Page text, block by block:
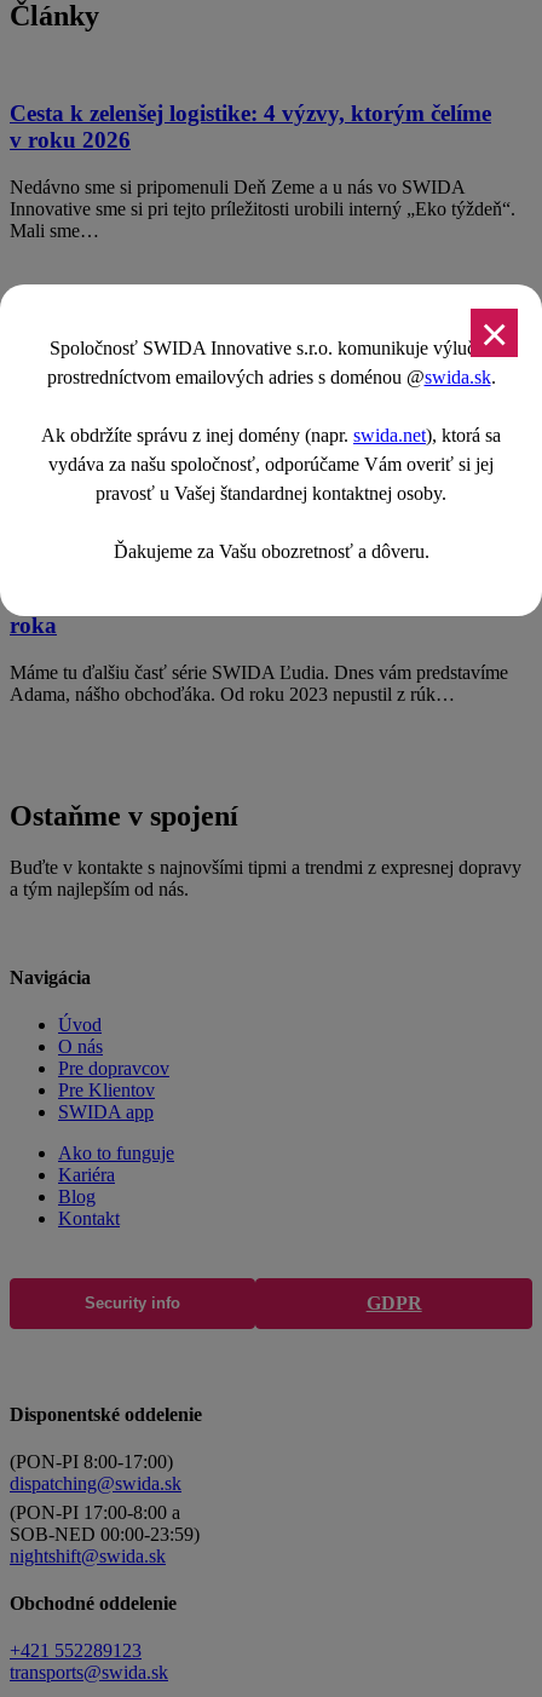
×
Spoločnosť SWIDA Innovative s.r.o. komunikuje výlučne
prostredníctvom emailových adries s doménou @swida.sk.
Ak obdržíte správu z inej domény (napr. swida.net), ktorá sa
vydáva za našu spoločnosť, odporúčame Vám overiť si jej
pravosť u Vašej štandardnej kontaktnej osoby.
Ďakujeme za Vašu obozretnosť a dôveru.
Články
Cesta k zelenšej logistike: 4 výzvy, ktorým čelíme
v roku 2026
Nedávno sme si pripomenuli Deň Zeme a u nás vo SWIDA
Innovative sme si pri tejto príležitosti urobili interný „Eko týždeň“.
Mali sme…
Zavedenie tachografov pre vozidlá do 3,5 tony: Aké
sú riešenia pre expresnú prepravu? (2. časť)
V prvej časti nášho článku sme otvorili tému inteligentných
tachografov a popísali realitu, ktorá európsku logistiku čaká…
roka
Máme tu ďalšiu časť série SWIDA Ľudia. Dnes vám predstavíme
Adama, nášho obchoďáka. Od roku 2023 nepustil z rúk…
Ostaňme v spojení
Buďte v kontakte s najnovšími tipmi a trendmi z expresnej dopravy
a tým najlepším od nás.
Navigácia
Úvod
O nás
Pre dopravcov
Pre Klientov
SWIDA app
Ako to funguje
Kariéra
Blog
Kontakt
Security info GDPR
Disponentské oddelenie
(PON-PI 8:00-17:00)
dispatching@swida.sk
(PON-PI 17:00-8:00 a
SOB-NED 00:00-23:59)
nightshift@swida.sk
Obchodné oddelenie
+421 552289123
transports@swida.sk